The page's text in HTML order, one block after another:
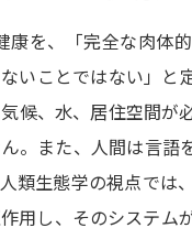
康を、「完全な肉体
いことではない」と
候、水、居住空間が
。また、人間は言語
類生態学の視点では
用し、そのシステム